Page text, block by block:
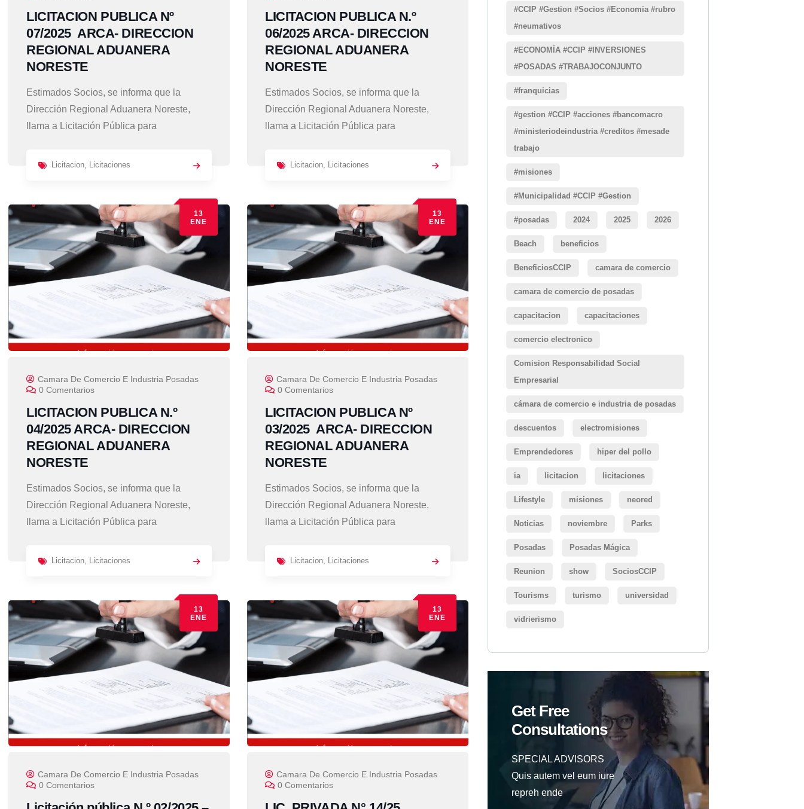
LICITACION PUBLICA Nº
07/2025 ARCA- DIRECCION
REGIONAL ADUANERA
NORESTE
Estimados Socios, se informa que la
Dirección Regional Aduanera Noreste,
llama a Licitación Pública para
Licitacion, Licitaciones
LICITACION PUBLICA N.º
06/2025 ARCA- DIRECCION
REGIONAL ADUANERA
NORESTE
Estimados Socios, se informa que la
Dirección Regional Aduanera Noreste,
llama a Licitación Pública para
Licitacion, Licitaciones
13
ENE
Camara De Comercio E Industria Posadas
0 Comentarios
LICITACION PUBLICA N.º
04/2025 ARCA- DIRECCION
REGIONAL ADUANERA
NORESTE
Estimados Socios, se informa que la
Dirección Regional Aduanera Noreste,
llama a Licitación Pública para
Licitacion Licitaciones
13
ENE
Camara De Comercio E Industria Posadas
0 Comentarios
LICITACION PUBLICA Nº
03/2025 ARCA- DIRECCION
REGIONAL ADUANERA
NORESTE
Estimados Socios, se informa que la
Dirección Regional Aduanera Noreste,
llama a Licitación Pública para
Licitacion, Licitaciones
13
ENE
Camara De Comercio E Industria Posadas
0 Comentarios
13
ENE
Camara De Comercio E Industria Posadas
0 Comentarios
#CCIP #Gestion #Socios #Economia #rubro
#neumativos
#ECONOMÍA #CCIP #INVERSIONES
#POSADAS #TRABAJOCONJUNTO
#franquicias
#gestion #CCIP #acciones #bancomacro
#ministeriodeindustria #creditos #mesade
trabajo
#misiones
#Municipalidad #CCIP #Gestion
#posadas 2024 2025 2026
Beach beneficios
BeneficiosCCIP camara de comercio
camara de comercio de posadas
capacitacion capacitaciones
comercio electronico
Comision Responsabilidad Social
Empresarial
cámara de comercio e industria de posadas
descuentos electromisiones
Emprendedores hiper del pollo
ia licitacion licitaciones
Lifestyle misiones neored
Noticias noviembre Parks
Posadas Posadas Mágica
Reunion show SociosCCIP
Tourisms turismo universidad
vidrierismo
Get Free
Consultations
SPECIAL ADVISORS
Quis autem vel eum iure
repreh ende